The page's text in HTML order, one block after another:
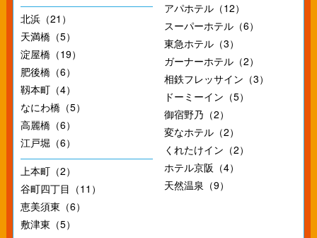
北浜（21）
天満橋（5）
淀屋橋（19）
肥後橋（6）
靱本町（4）
なにわ橋（5）
高麗橋（6）
江戸堀（6）
上本町（2）
谷町四丁目（11）
恵美須東（6）
敷津東（5）
アパホテル（12）
スーパーホテル（6）
東急ホテル（3）
ガーナーホテル（2）
相鉄フレッサイン（3）
ドーミーイン（5）
御宿野乃（2）
変なホテル（2）
くれたけイン（2）
ホテル京阪（4）
天然温泉（9）